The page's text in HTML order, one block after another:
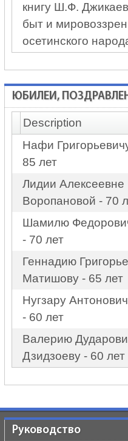
книгу Ш.Ф.
быт и
осетинского
ЮБИЛЕИ,
Description
Нафи
85 лет
Лидии Алексеевне
Воропановой - 70
Шамилю
- 70 лет
Геннадию
Матишову - 65 лет
Нугзару
- 60 лет
Валерию
Дзидзоеву - 60 лет
Руководство